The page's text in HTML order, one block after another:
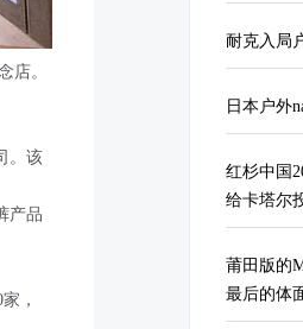
店。
。该
产品
，
耐克入局
日本户外
红杉中国
给卡塔尔
莆田版的
最后的体